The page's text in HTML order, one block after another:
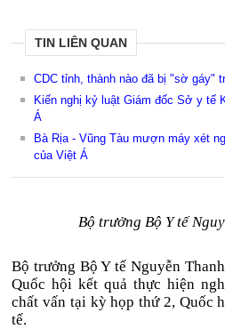
TIN LIÊN QUAN
CDC tỉnh, thành nào đã bị "sờ gáy"
Kiến nghị kỷ luật Giám đốc Sở y tế
Á
Bà Rịa - Vũng Tàu mượn máy xét
của Việt Á
Bộ trưởng Bộ Y tế
Bộ trưởng Bộ Y tế Nguyễn
Quốc hội kết quả thực hiện
chất vấn tại kỳ họp thứ 2, Quốc
tế.